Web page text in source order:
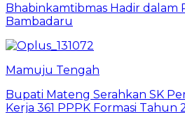
Bhabinkamtibmas Hadir dalam
Bambadaru
Mamuju Tengah
Bupati Mateng Serahkan SK
Kerja 361 PPPK Formasi Tahun